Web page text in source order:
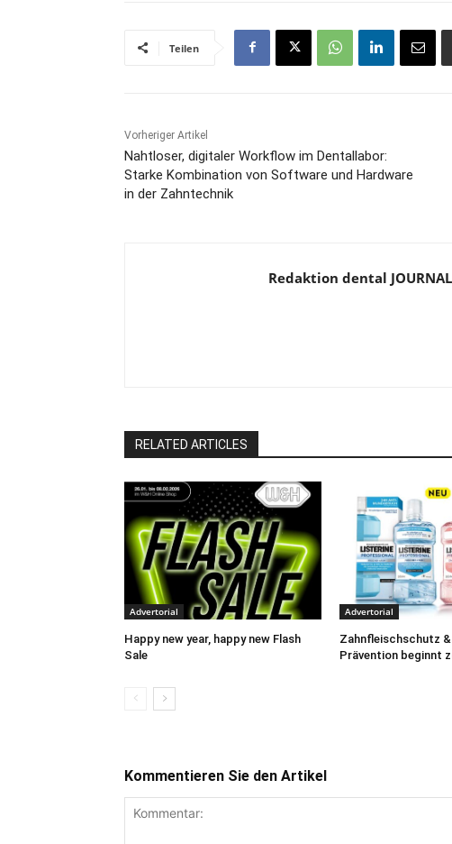
Teilen
Vorheriger Artikel
Nahtloser, digitaler Workflow im Dentallabor:
Starke Kombination von Software und Hardware
in der Zahntechnik
Redaktion dental JOURNAL
RELATED ARTICLES
Advertorial
Happy new year, happy new Flash
Sale
Advertorial
Zahnfleischschutz
Prävention beginnt
Kommentieren Sie den Artikel